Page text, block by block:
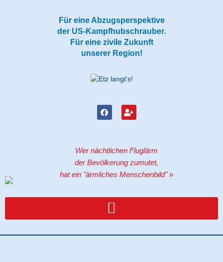
Für eine Abzugsperspektive
der US-Kampfhubschrauber.
Für eine zivile Zukunft
unserer Region!
F
a
o
k
U
s
u
s
Wer nächtlichen Fluglärm
der Bevölkerung zumutet,
hat ein "ärmliches Menschenbild" »